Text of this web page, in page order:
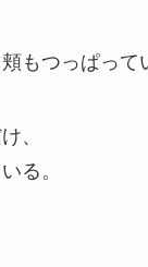
もつっぱって
、
る。